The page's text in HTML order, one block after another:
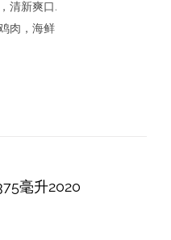
清新爽口.
肉，海鲜
毫升2020